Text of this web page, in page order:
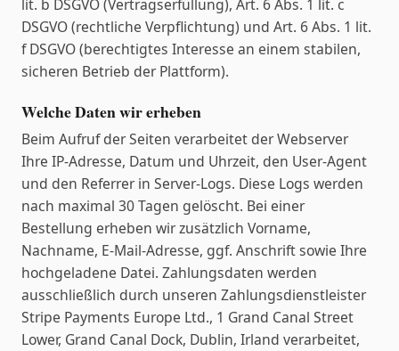
lit. b DSGVO (Vertragserfüllung), Art. 6 Abs. 1 lit. c
DSGVO (rechtliche Verpflichtung) und Art. 6 Abs. 1 lit.
f DSGVO (berechtigtes Interesse an einem stabilen,
sicheren Betrieb der Plattform).
Welche Daten wir erheben
Beim Aufruf der Seiten verarbeitet der Webserver
Ihre IP-Adresse, Datum und Uhrzeit, den User-Agent
und den Referrer in Server-Logs. Diese Logs werden
nach maximal 30 Tagen gelöscht. Bei einer
Bestellung erheben wir zusätzlich Vorname,
Nachname, E-Mail-Adresse, ggf. Anschrift sowie Ihre
hochgeladene Datei. Zahlungsdaten werden
ausschließlich durch unseren Zahlungsdienstleister
Stripe Payments Europe Ltd., 1 Grand Canal Street
Lower, Grand Canal Dock, Dublin, Irland verarbeitet,